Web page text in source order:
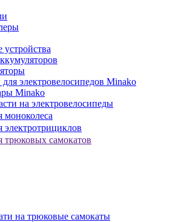
устройства
для электровелосипедов Minako
Minako
на электровелосипеды
моноколеса
электротрициклов
трюковых самокатов
на трюковые самокаты